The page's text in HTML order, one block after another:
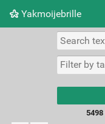
Yakmoijebrille
Picture
5498